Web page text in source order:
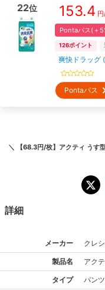
22位 153.4
Pontaパス(＋
126ポイント
爽快ドラッグ
Pontaパス
＼
【68.3円/枚】アクティ うす
詳細
メーカー クレ
製品名 アク
タイプ パン